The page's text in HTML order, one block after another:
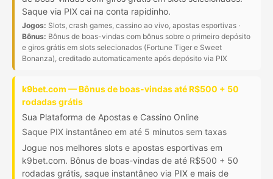
Saque via PIX cai na conta rapidinho.
Jogos: Slots, crash games, cassino ao vivo, apostas esportivas ·
Bônus: Bônus de boas-vindas com bônus sobre o primeiro depósito
e giros grátis em slots selecionados (Fortune Tiger e Sweet
Bonanza), creditado automaticamente após depósito via PIX
k9bet.com — Bônus de boas-vindas até R$500 + 50
rodadas grátis
Sua Plataforma de Apostas e Cassino Online
Saque PIX instantâneo em até 5 minutos sem taxas
Jogue nos melhores slots e apostas esportivas em
k9bet.com. Bônus de boas-vindas de até R$500 + 50
rodadas grátis, saque instantâneo via PIX e mais de